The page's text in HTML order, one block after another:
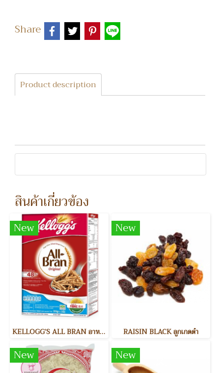
Share
Product description
สินค้าเกี่ยวข้อง
New
KELLOGG’S ALL BRAN อาหารเช้า
New
RAISIN BLACK ลูกเกดดำ
New New